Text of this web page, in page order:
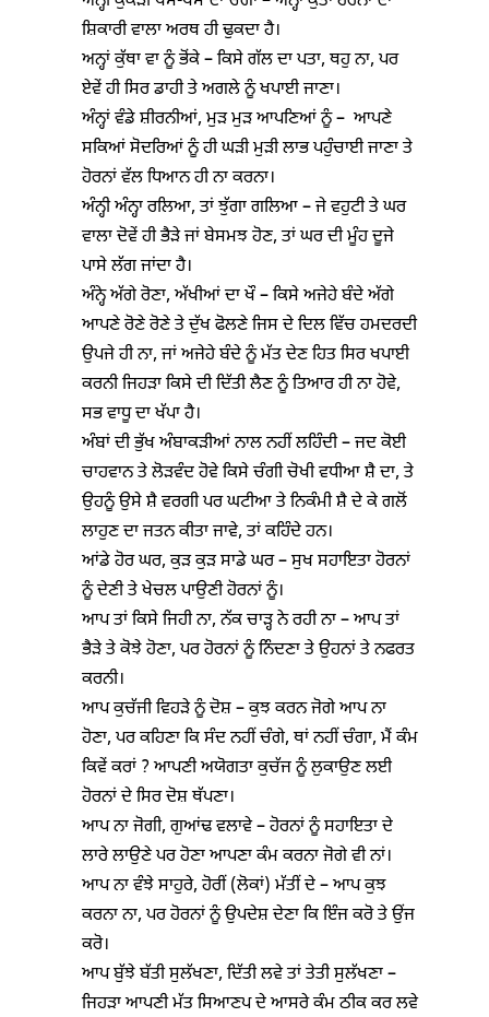
ਸ਼ਿਕਾਰੀ ਵਾਲਾ ਅਰਥ ਹੀ ਢੁਕਦਾ ਹੈ।
ਅਨ੍ਹਾਂ ਕੁੱਥਾ ਵਾ ਨੂੰ ਭੋਂਕੇ – ਕਿਸੇ ਗੱਲ ਦਾ ਪਤਾ, ਥਹੁ ਨਾ, ਪਰ
ਏਵੇਂ ਹੀ ਸਿਰ ਡਾਹੀ ਤੇ ਅਗਲੇ ਨੂੰ ਖਪਾਈ ਜਾਣਾ।
ਅੰਨ੍ਹਾਂ ਵੰਡੇ ਸ਼ੀਰਨੀਆਂ, ਮੁੜ ਮੁੜ ਆਪਣਿਆਂ ਨੂੰ – ਆਪਣੇ
ਸਕਿਆਂ ਸੋਦਰਿਆਂ ਨੂੰ ਹੀ ਘੜੀ ਮੁੜੀ ਲਾਭ ਪਹੁੰਚਾਈ ਜਾਣਾ ਤੇ
ਹੋਰਨਾਂ ਵੱਲ ਧਿਆਨ ਹੀ ਨਾ ਕਰਨਾ।
ਅੰਨ੍ਹੀ ਅੰਨ੍ਹਾ ਰਲਿਆ, ਤਾਂ ਝੁੱਗਾ ਗਲਿਆ – ਜੇ ਵਹੁਟੀ ਤੇ ਘਰ
ਵਾਲਾ ਦੋਵੇਂ ਹੀ ਭੈੜੇ ਜਾਂ ਬੇਸਮਝ ਹੋਣ, ਤਾਂ ਘਰ ਦੀ ਮੂੰਹ ਦੂਜੇ
ਪਾਸੇ ਲੱਗ ਜਾਂਦਾ ਹੈ।
ਅੰਨ੍ਹੇ ਅੱਗੇ ਰੋਣਾ, ਅੱਖੀਆਂ ਦਾ ਖੌ – ਕਿਸੇ ਅਜੇਹੇ ਬੰਦੇ ਅੱਗੇ
ਆਪਣੇ ਰੋਣੇ ਰੋਣੇ ਤੇ ਦੁੱਖ ਫੋਲਣੇ ਜਿਸ ਦੇ ਦਿਲ ਵਿੱਚ ਹਮਦਰਦੀ
ਉਪਜੇ ਹੀ ਨਾ, ਜਾਂ ਅਜੇਹੇ ਬੰਦੇ ਨੂੰ ਮੱਤ ਦੇਣ ਹਿਤ ਸਿਰ ਖਪਾਈ
ਕਰਨੀ ਜਿਹੜਾ ਕਿਸੇ ਦੀ ਦਿੱਤੀ ਲੈਣ ਨੂੰ ਤਿਆਰ ਹੀ ਨਾ ਹੋਵੇ,
ਸਭ ਵਾਧੂ ਦਾ ਖੱਪਾ ਹੈ।
ਅੰਬਾਂ ਦੀ ਭੁੱਖ ਅੰਬਾਕੜੀਆਂ ਨਾਲ ਨਹੀਂ ਲਹਿੰਦੀ – ਜਦ ਕੋਈ
ਚਾਹਵਾਨ ਤੇ ਲੋੜਵੰਦ ਹੋਵੇ ਕਿਸੇ ਚੰਗੀ ਚੋਖੀ ਵਧੀਆ ਸ਼ੈ ਦਾ, ਤੇ
ਉਹਨੂੰ ਉਸੇ ਸ਼ੈ ਵਰਗੀ ਪਰ ਘਟੀਆ ਤੇ ਨਿਕੰਮੀ ਸ਼ੈ ਦੇ ਕੇ ਗਲੋਂ
ਲਾਹੁਣ ਦਾ ਜਤਨ ਕੀਤਾ ਜਾਵੇ, ਤਾਂ ਕਹਿੰਦੇ ਹਨ।
ਆਂਡੇ ਹੋਰ ਘਰ, ਕੁੜ ਕੁੜ ਸਾਡੇ ਘਰ – ਸੁਖ ਸਹਾਇਤਾ ਹੋਰਨਾਂ
ਨੂੰ ਦੇਣੀ ਤੇ ਖੇਚਲ ਪਾਉਣੀ ਹੋਰਨਾਂ ਨੂੰ।
ਆਪ ਤਾਂ ਕਿਸੇ ਜਿਹੀ ਨਾ, ਨੱਕ ਚਾੜ੍ਹ ਨੇ ਰਹੀ ਨਾ – ਆਪ ਤਾਂ
ਭੈੜੇ ਤੇ ਕੋਝੇ ਹੋਣਾ, ਪਰ ਹੋਰਨਾਂ ਨੂੰ ਨਿੰਦਣਾ ਤੇ ਉਹਨਾਂ ਤੇ ਨਫਰਤ
ਕਰਨੀ।
ਆਪ ਕੁਚੱਜੀ ਵਿਹੜੇ ਨੂੰ ਦੋਸ਼ – ਕੁਝ ਕਰਨ ਜੋਗੇ ਆਪ ਨਾ
ਹੋਣਾ, ਪਰ ਕਹਿਣਾ ਕਿ ਸੰਦ ਨਹੀਂ ਚੰਗੇ, ਥਾਂ ਨਹੀਂ ਚੰਗਾ, ਮੈਂ ਕੰਮ
ਕਿਵੇਂ ਕਰਾਂ ? ਆਪਣੀ ਅਯੋਗਤਾ ਕੁਚੱਜ ਨੂੰ ਲੁਕਾਉਣ ਲਈ
ਹੋਰਨਾਂ ਦੇ ਸਿਰ ਦੋਸ਼ ਥੱਪਣਾ।
ਆਪ ਨਾ ਜੋਗੀ, ਗੁਆਂਢ ਵਲਾਵੇ – ਹੋਰਨਾਂ ਨੂੰ ਸਹਾਇਤਾ ਦੇ
ਲਾਰੇ ਲਾਉਣੇ ਪਰ ਹੋਣਾ ਆਪਣਾ ਕੰਮ ਕਰਨਾ ਜੋਗੇ ਵੀ ਨਾਂ।
ਆਪ ਨਾ ਵੰਝੇ ਸਾਹੁਰੇ, ਹੋਰੀਂ (ਲੋਕਾਂ) ਮੱਤੀਂ ਦੇ – ਆਪ ਕੁਝ
ਕਰਨਾ ਨਾ, ਪਰ ਹੋਰਨਾਂ ਨੂੰ ਉਪਦੇਸ਼ ਦੇਣਾ ਕਿ ਇੰਜ ਕਰੋ ਤੇ ਉਂਜ
ਕਰੋ।
ਆਪ ਬੁੱਝੇ ਬੱਤੀ ਸੁਲੱਖਣਾ, ਦਿੱਤੀ ਲਵੇ ਤਾਂ ਤੇਤੀ ਸੁਲੱਖਣਾ –
ਜਿਹੜਾ ਆਪਣੀ ਮੱਤ ਸਿਆਣਪ ਦੇ ਆਸਰੇ ਕੰਮ ਠੀਕ ਕਰ ਲਵੇ